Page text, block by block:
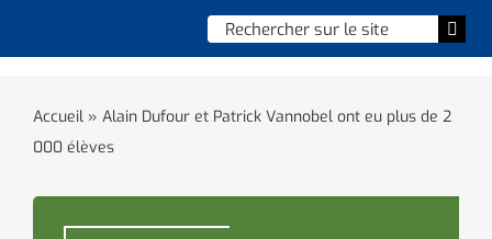
Chercher
:
Vie municipale
Accueil» Alain Dufour et Patrick Vannobel ont eu plus de 2
000 élèves